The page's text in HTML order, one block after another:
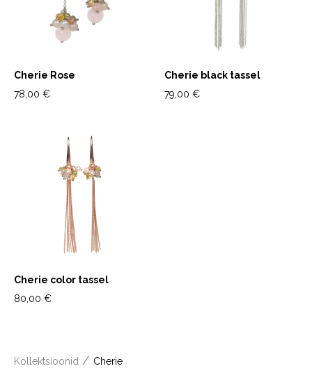
Cherie Rose
78,00 €
Cherie black tassel
79,00 €
Cherie color tassel
80,00 €
Kollektsioonid / Cherie